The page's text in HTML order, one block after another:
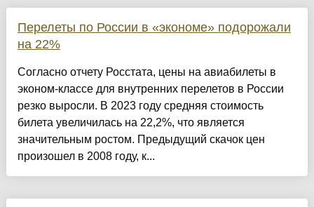
Перелеты по России в «экономе» подорожали
на 22%
Согласно отчету Росстата, цены на авиабилеты в
эконом-классе для внутренних перелетов в России
резко выросли. В 2023 году средняя стоимость
билета увеличилась на 22,2%, что является
значительным ростом. Предыдущий скачок цен
произошел в 2008 году, к...